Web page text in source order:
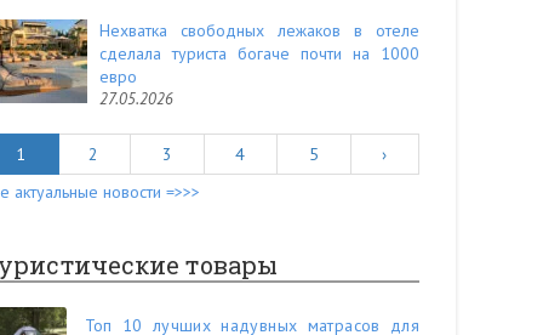
Нехватка свободных лежаков в отеле
сделала туриста богаче почти на 1000
евро
27.05.2026
1 2 3 4 5
›
актуальные новости =>>>
товары
Топ 10 лучших надувных матрасов для